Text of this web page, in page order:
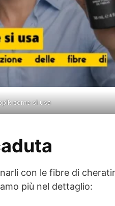
come si usa
con le fibre di
più nel dettaglio: